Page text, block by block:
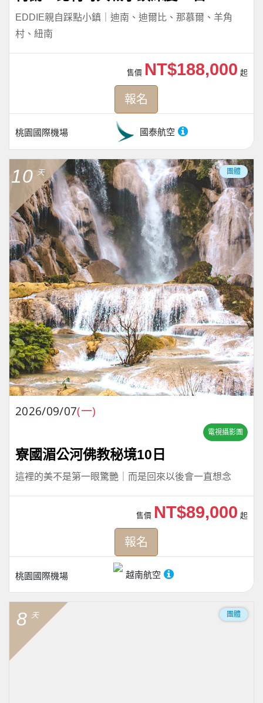
EDDIE親自踩點小鎮｜迪南、迪爾比、那慕爾、羊角
村、紐南
桃園國際機場 國泰航空
售價 NT$188,000 起
報名
10 天 團體
2026/09/07(一)
電視攝影團
寮國湄公河佛教秘境10日
這裡的美不是第一眼驚艷｜而是回來以後會一直想念
桃園國際機場 越南航空
售價 NT$89,000 起
報名
8 天 團體